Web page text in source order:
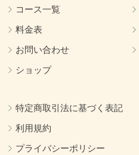
コース一覧
料金表
お問い合わせ
ショップ
特定商取引法に基づく表記
利用規約
プライバシーポリシー